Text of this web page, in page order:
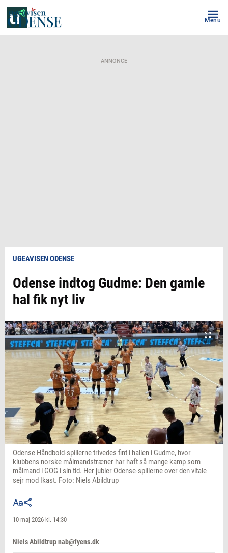
Menu
ANNONCE
UGEAVISEN ODENSE
Odense indtog Gudme: Den gamle
hal fik nyt liv
Odense Håndbold-spillerne trivedes fint i hallen i Gudme, hvor
klubbens norske målmandstræner har haft så mange kamp som
målmand i GOG i sin tid. Her jubler Odense-spillerne over den vitale
sejr mod Ikast. Foto: Niels Abildtrup
10 maj 2026 kl. 14:30
Niels Abildtrup nab@fyens.dk